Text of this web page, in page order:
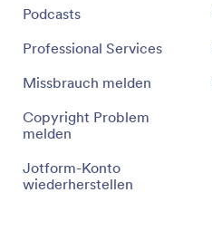
Podcasts
Professional Services
Missbrauch melden
Copyright Problem
melden
Jotform-Konto
wiederherstellen